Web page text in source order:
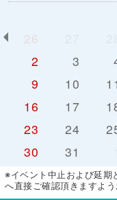
26
2
3
9
10 11
16
17
23
24
30
31
※イベント中止および延期
へ直接ご確認頂きますよう